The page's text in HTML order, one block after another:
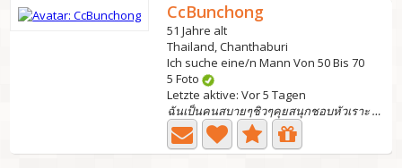
CcBunchong
51 Jahre alt
Thailand, Chanthaburi
Ich suche eine/n Mann Von 50 Bis 70
5 Foto
Letzte aktive: Vor 5 Tagen
ฉันเป็นคนสบายๆชิวๆคุยสนุกชอบหัวเราะ ชอบผู้ชายโรแมนติก...